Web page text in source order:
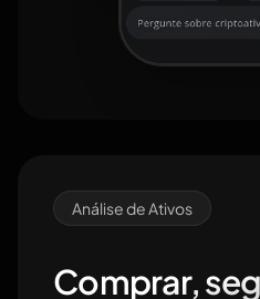
Análise de Ativos
Comprar,